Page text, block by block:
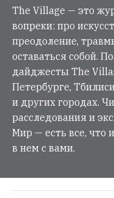
The Village — это
вопреки: про
преодоление,
оставаться собой.
дайджесты The
Петербурге,
и других городах.
расследования и
Мир — есть все, что
в нем с вами.